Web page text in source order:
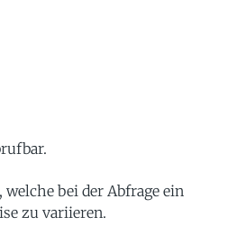
bei der Abfrage ein
zu variieren.